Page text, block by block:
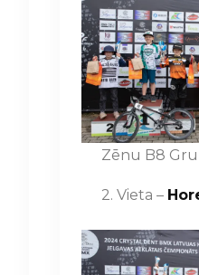
Zēnu B8
2. Vieta –